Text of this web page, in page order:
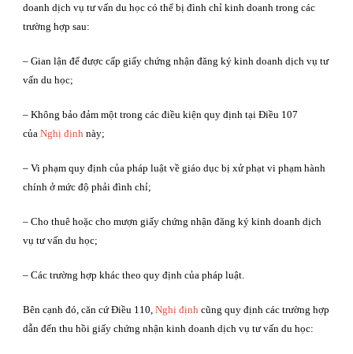
doanh dịch vụ tư vấn du học có thể bị đình chỉ kinh doanh trong các
trường hợp sau:
– Gian lận để được cấp giấy chứng nhận đăng ký kinh doanh dịch vụ tư
vấn du học;
– Không bảo đảm một trong các điều kiện quy định tại Điều 107
của Nghị định này;
– Vi phạm quy định của pháp luật về giáo dục bị xử phạt vi phạm hành
chính ở mức độ phải đình chỉ;
– Cho thuê hoặc cho mượn giấy chứng nhận đăng ký kinh doanh dịch
vụ tư vấn du học;
– Các trường hợp khác theo quy định của pháp luật.
Bên cạnh đó, căn cứ Điều 110, Nghị định cũng quy định các trường hợp
dẫn đến thu hồi giấy chứng nhận kinh doanh dịch vụ tư vấn du học: